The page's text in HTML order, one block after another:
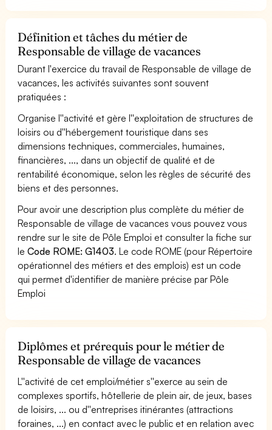
Définition et tâches du métier de
Responsable de village de vacances
Durant l'exercice du travail de Responsable de village de
vacances, les activités suivantes sont souvent
pratiquées :
Organise l''activité et gère l''exploitation de structures de
loisirs ou d''hébergement touristique dans ses
dimensions techniques, commerciales, humaines,
financières, ..., dans un objectif de qualité et de
rentabilité économique, selon les règles de sécurité des
biens et des personnes.
Pour avoir une description plus complète du métier de
Responsable de village de vacances vous pouvez vous
rendre sur le site de Pôle Emploi et consulter la fiche sur
leCode ROME: G1403. Le code ROME (pour Répertoire
opérationnel des métiers et des emplois) est un code
qui permet d'identifier de manière précise par Pôle
Emploi
Diplômes et prérequis pour le métier de
Responsable de village de vacances
L''activité de cet emploi/métier s''exerce au sein de
complexes sportifs, hôtellerie de plein air, de jeux, bases
de loisirs, ... ou d''entreprises itinérantes (attractions
foraines, ...) en contact avec le public et en relation avec